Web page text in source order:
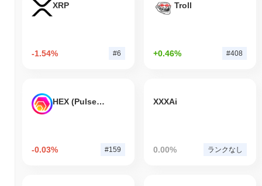
XRP
-1.54% #6
Troll
+0.46% #408
HEX (Pulsechain)
-0.03% #159
XXXAi
0.00% ランクなし